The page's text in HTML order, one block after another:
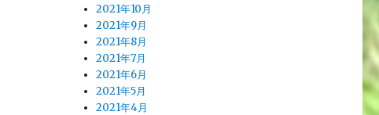
2021年10月
2021年9月
2021年8月
2021年7月
2021年6月
2021年5月
2021年4月